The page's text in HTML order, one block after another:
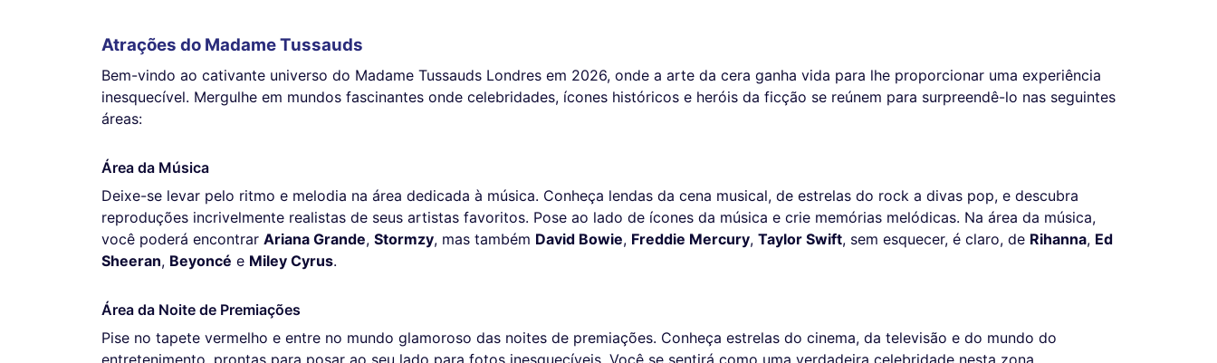
Atrações do Madame Tussauds
Bem-vindo ao cativante universo do Madame Tussauds Londres em 2026, onde a arte da cera ganha vida para lhe proporcionar uma experiência
inesquecível. Mergulhe em mundos fascinantes onde celebridades, ícones históricos e heróis da ficção se reúnem para surpreendê-lo nas seguintes
áreas:
Área da Música
Deixe-se levar pelo ritmo e melodia na área dedicada à música. Conheça lendas da cena musical, de estrelas do rock a divas pop, e descubra
reproduções incrivelmente realistas de seus artistas favoritos. Pose ao lado de ícones da música e crie memórias melódicas. Na área da música,
você poderá encontrar Ariana Grande, Stormzy, mas também David Bowie, Freddie Mercury, Taylor Swift, sem esquecer, é claro, de Rihanna, Ed
Sheeran, Beyoncé e Miley Cyrus.
Área da Noite de Premiações
Pise no tapete vermelho e entre no mundo glamoroso das noites de premiações. Conheça estrelas do cinema, da televisão e do mundo do